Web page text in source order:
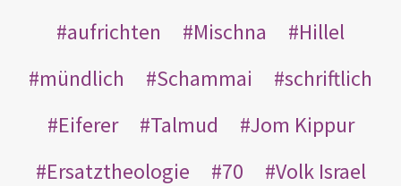
aufrichten
Mischna
Hillel
mündlich
Schammai
schriftlich
Eiferer
Talmud
Jom Kippur
Ersatztheologie
70
Volk Israel